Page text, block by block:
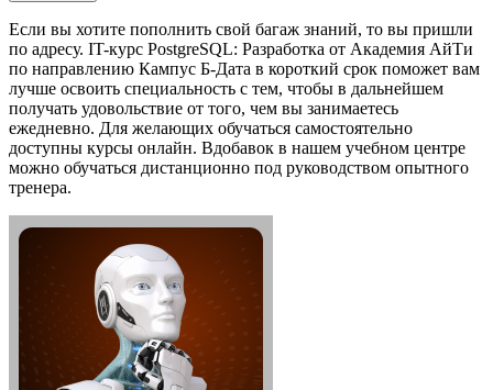
Если вы хотите пополнить свой багаж знаний, то вы пришли
по адресу. IT-курс PostgreSQL: Разработка от Академия АйТи
по направлению Кампус Б-Дата в короткий срок поможет вам
лучше освоить специальность с тем, чтобы в дальнейшем
получать удовольствие от того, чем вы занимаетесь
ежедневно. Для желающих обучаться самостоятельно
доступны курсы онлайн. Вдобавок в нашем учебном центре
можно обучаться дистанционно под руководством опытного
тренера.